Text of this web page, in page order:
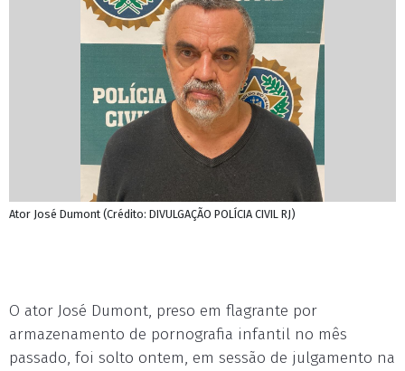
Ator José Dumont (Crédito: DIVULGAÇÃO POLÍCIA CIVIL RJ)
O ator José Dumont, preso em flagrante por
armazenamento de pornografia infantil no mês
passado, foi solto ontem, em sessão de julgamento na